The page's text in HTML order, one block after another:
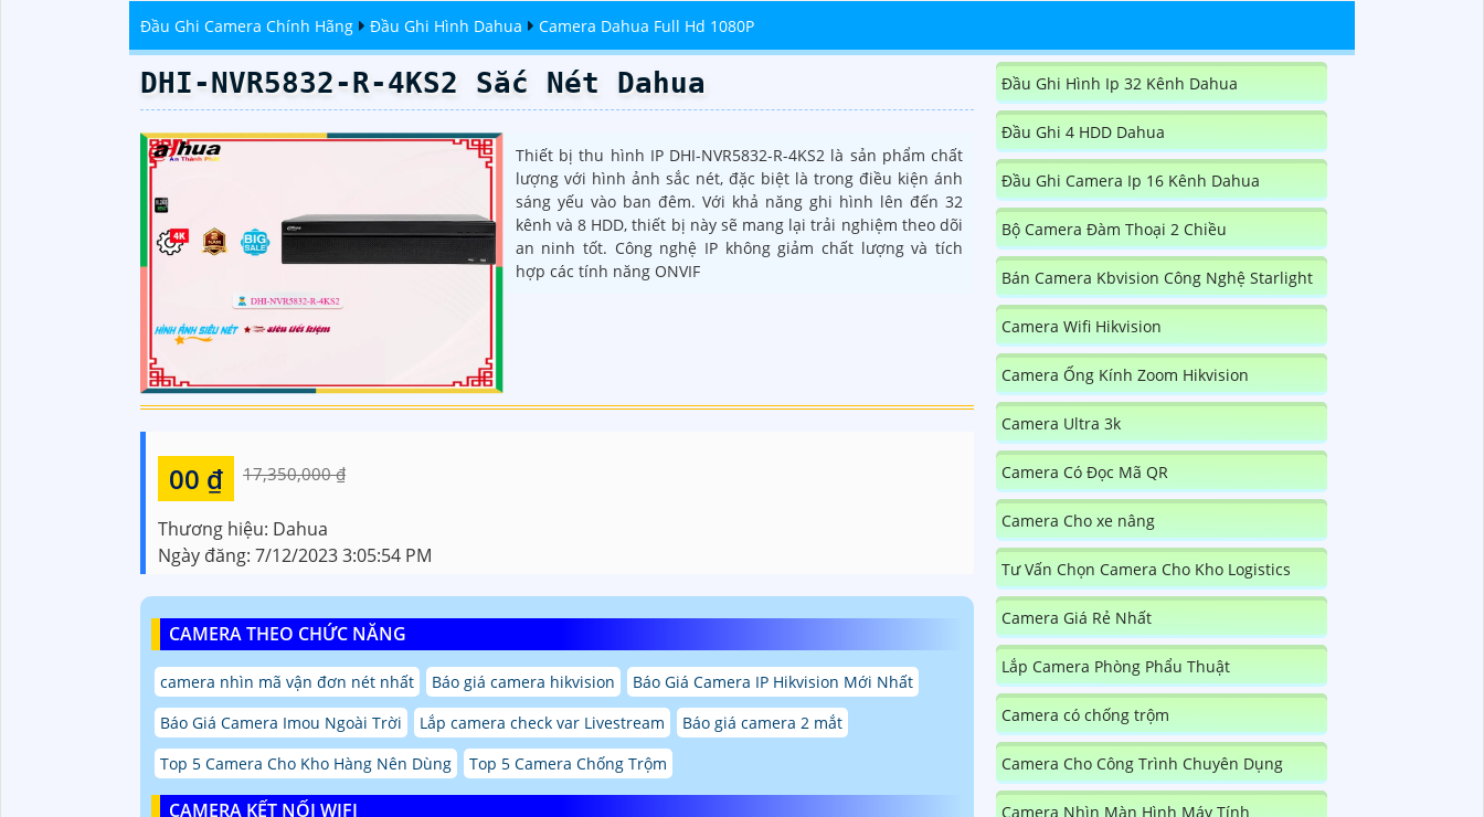
Đầu Ghi Camera Chính Hãng Đầu Ghi Hình Dahua Camera Dahua Full Hd 1080P
DHI-NVR5832-R-4KS2 Sắc Nét Dahua
Thiết bị thu hình IP DHI-NVR5832-R-4KS2 là sản phẩm chất
lượng với hình ảnh sắc nét, đặc biệt là trong điều kiện ánh
sáng yếu vào ban đêm. Với khả năng ghi hình lên đến 32
kênh và 8 HDD, thiết bị này sẽ mang lại trải nghiệm theo dõi
an ninh tốt. Công nghệ IP không giảm chất lượng và tích
hợp các tính năng ONVIF
00 ₫ 17,350,000 ₫
Thương hiệu: Dahua
Ngày đăng: 7/12/2023 3:05:54 PM
CAMERA THEO CHỨC NĂNG
camera nhìn mã vận đơn nét nhất Báo giá camera hikvision
Báo Giá Camera IP Hikvision Mới Nhất
Báo Giá Camera Imou Ngoài Trời
Lắp camera check var Livestream
Báo giá camera 2 mắt
Top 5 Camera Cho Kho Hàng Nên Dùng
Top 5 Camera Chống Trộm
CAMERA KẾT NỐI WIFI
Đầu Ghi Hình Ip 32 Kênh Dahua
Đầu Ghi 4 HDD Dahua
Đầu Ghi Camera Ip 16 Kênh Dahua
Bộ Camera Đàm Thoại 2 Chiều
Bán Camera Kbvision Công Nghệ Starlight
Camera Wifi Hikvision
Camera Ống Kính Zoom Hikvision
Camera Ultra 3k
Camera Có Đọc Mã QR
Camera Cho xe nâng
Tư Vấn Chọn Camera Cho Kho Logistics
Camera Giá Rẻ Nhất
Lắp Camera Phòng Phẩu Thuật
Camera có chống trộm
Camera Cho Công Trình Chuyên Dụng
Camera Nhìn Màn Hình Máy Tính